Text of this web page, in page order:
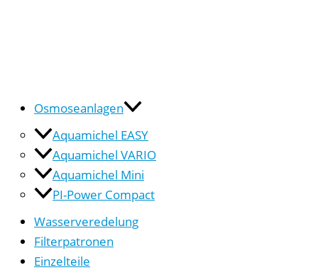
Osmoseanlagen
Aquamichel EASY
Aquamichel VARIO
Aquamichel Mini
PI-Power Compact
Wasserveredelung
Filterpatronen
Einzelteile